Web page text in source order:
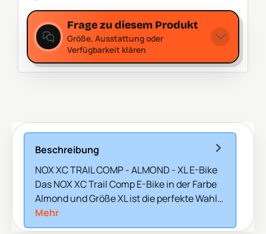
Frage zu diesem Produkt
Größe, Ausstattung oder
Verfügbarkeit klären
Beschreibung
NOX XC TRAIL COMP - ALMOND - XL E-Bike
Das NOX XC Trail Comp E-Bike in der Farbe
Almond und Größe XL ist die perfekte Wahl…
Mehr